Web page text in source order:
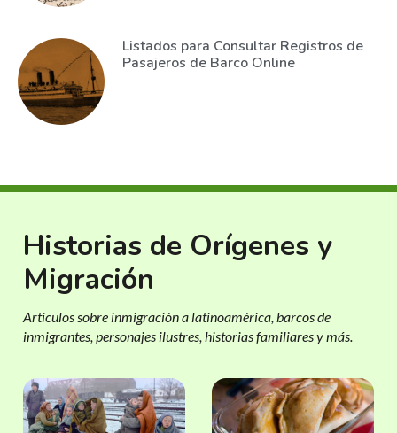
Listados para Consultar Registros de
Pasajeros de Barco Online
Historias de Orígenes y
Migración
Artículos sobre inmigración a latinoamérica, barcos de
inmigrantes, personajes ilustres, historias familiares y más.